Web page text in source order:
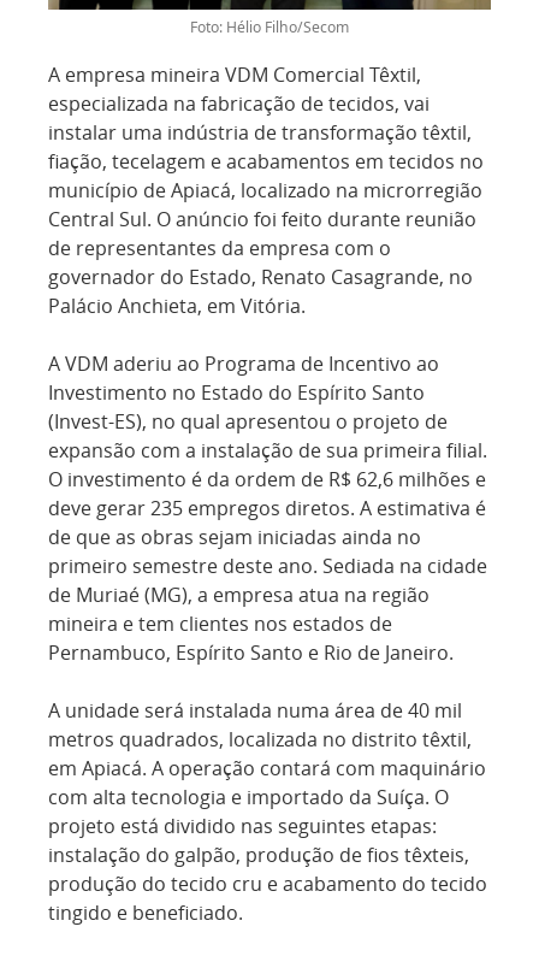
Foto: Hélio Filho/Secom
A empresa mineira VDM Comercial Têxtil,
especializada na fabricação de tecidos, vai
instalar uma indústria de transformação têxtil,
fiação, tecelagem e acabamentos em tecidos no
município de Apiacá, localizado na microrregião
Central Sul. O anúncio foi feito durante reunião
de representantes da empresa com o
governador do Estado, Renato Casagrande, no
Palácio Anchieta, em Vitória.
A VDM aderiu ao Programa de Incentivo ao
Investimento no Estado do Espírito Santo
(Invest-ES), no qual apresentou o projeto de
expansão com a instalação de sua primeira filial.
O investimento é da ordem de R$ 62,6 milhões e
deve gerar 235 empregos diretos. A estimativa é
de que as obras sejam iniciadas ainda no
primeiro semestre deste ano. Sediada na cidade
de Muriaé (MG), a empresa atua na região
mineira e tem clientes nos estados de
Pernambuco, Espírito Santo e Rio de Janeiro.
A unidade será instalada numa área de 40 mil
metros quadrados, localizada no distrito têxtil,
em Apiacá. A operação contará com maquinário
com alta tecnologia e importado da Suíça. O
projeto está dividido nas seguintes etapas:
instalação do galpão, produção de fios têxteis,
produção do tecido cru e acabamento do tecido
tingido e beneficiado.